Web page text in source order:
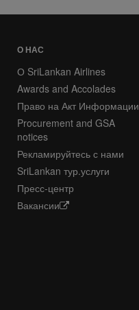
О НАС
О SriLankan Airlines
Awards and Accolades
Право на Акт Информации
Procurement and GSA
notices
Рекламируйтесь с нами
SriLankan тур.услуги
Пресс-центр
Вакансии